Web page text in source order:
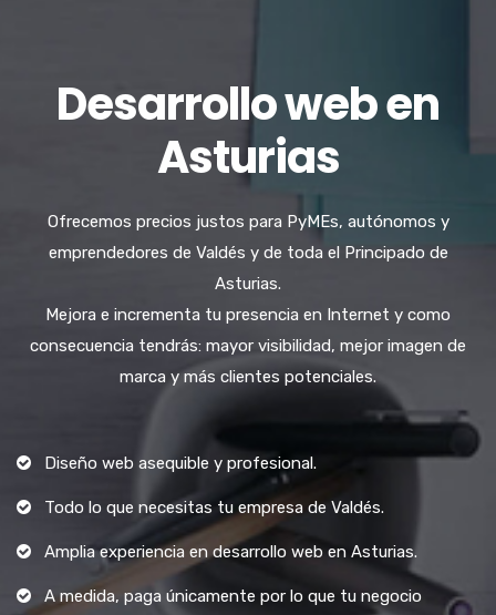
Desarrollo web en
Asturias
Ofrecemos precios justos para PyMEs, autónomos y
emprendedores de Valdés y de toda el Principado de
Asturias.
Mejora e incrementa tu presencia en Internet y como
consecuencia tendrás: mayor visibilidad, mejor imagen de
marca y más clientes potenciales.
Diseño web asequible y profesional.
Todo lo que necesitas tu empresa de Valdés.
Amplia experiencia en desarrollo web en Asturias.
A medida, paga únicamente por lo que tu negocio